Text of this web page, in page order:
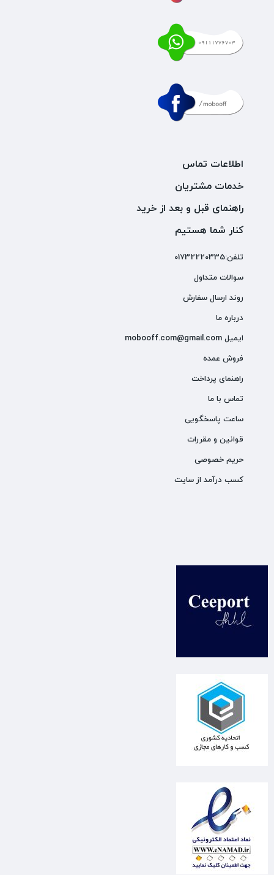
اطلاعات تماس
خدمات مشتریان
راهنمای قبل و بعد از خرید
کنار شما هستیم
تلفن:01732220335
سوالات متداول
روند ارسال سفارش
درباره ما
ایمیل mobooff.com@gmail.com
فروش عمده
راهنمای پرداخت
تماس با ما
ساعت پاسخگویی
قوانین و مقررات
حریم خصوصی
کسب درآمد از سایت